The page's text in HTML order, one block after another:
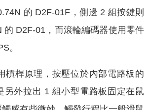
的 D2F-01F，側邊 2 組按鍵則
的 D2F-01，而滾輪編碼器使用零件
。
槓桿原理，按壓位於內部電路板的
另外拉出 1 組小型電路板固定在鼠